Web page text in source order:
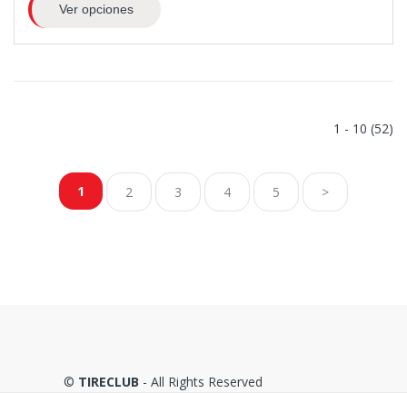
Ver opciones
1 - 10 (52)
1 2 3 4 5 >
© TIRECLUB - All Rights Reserved